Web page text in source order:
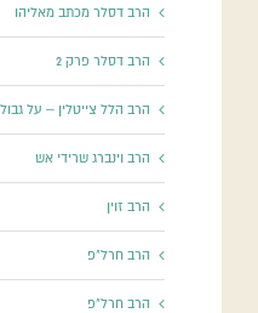
הרב דסלר מכתב מאליהו
הרב דסלר פרק 2
הרב הלל צייטלין – על
הרב וינברג שרידי אש
הרב זוין
הרב חרל"פ
הרב חרל"פ